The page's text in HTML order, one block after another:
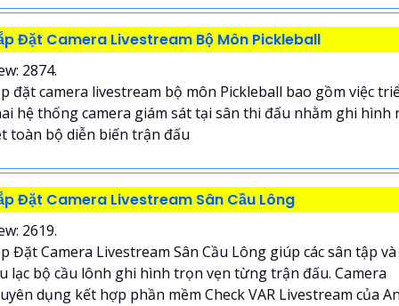
Đặt Camera Livestream Bộ Môn Pickleball
2874.
đặt camera livestream bộ môn Pickleball bao gồm việc
hệ thống camera giám sát tại sân thi đấu nhằm ghi hình
toàn bộ diễn biến trận đấu
Đặt Camera Livestream Sân Cầu Lông
2619.
Đặt Camera Livestream Sân Cầu Lông giúp các sân tập và
lạc bộ cầu lônh ghi hình trọn vẹn từng trận đấu. Camera
dụng kết hợp phần mềm Check VAR Livestream của